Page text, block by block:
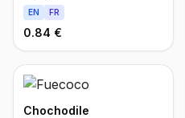
EN FR
0.84 €
Chochodile